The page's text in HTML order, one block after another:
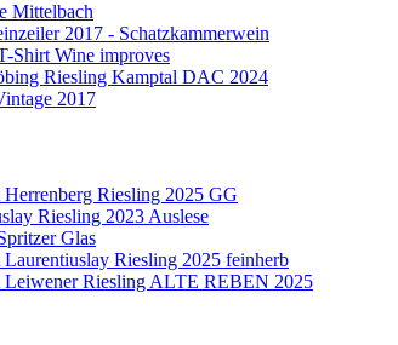
Mittelbach
2017 - Schatzkammerwein
Shirt Wine improves
Riesling Kamptal DAC 2024
2017
Riesling 2025 GG
Riesling 2023 Auslese
Glas
Riesling 2025 feinherb
Leiwener Riesling ALTE REBEN 2025